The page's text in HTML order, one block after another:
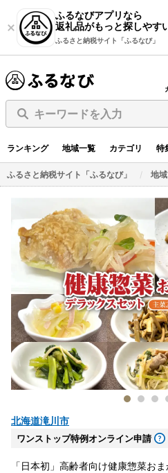
ふるなびアプリなら
返礼品がもっと探しやす
ふるさと納税サイト「ふるなび」
キーワードを入力
ランキング 地域一覧 カテゴリ 特
ふるさと納税サイト「ふるなび」 地
北海道滝川市
ワンストップ特例オンライン申請
「日本初」高齢者向け健康惣菜お